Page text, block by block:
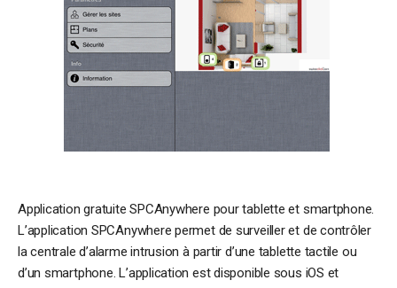
Application gratuite SPCAnywhere pour tablette et smartphone.
L’application SPCAnywhere permet de surveiller et de contrôler
la centrale d’alarme intrusion à partir d’une tablette tactile ou
d’un smartphone. L’application est disponible sous iOS et